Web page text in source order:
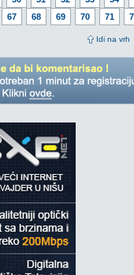
67 68 69 70 71
Idi na vrh